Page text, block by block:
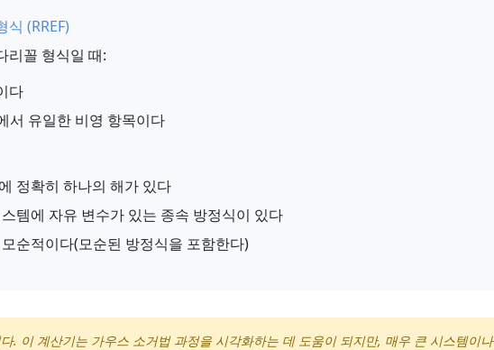
(RREF)
리꼴 형식일 때:
다
서 유일한 비영 항목이다
정확히 하나의 해가 있다
템에 자유 변수가 있는 종속 방정식이 있다
순적이다(모순된 방정식을 포함한다)
. 이 계산기는 가우스 소거법 과정을 시각화하는 데 도움이 되지만, 매우 큰 시스템이나